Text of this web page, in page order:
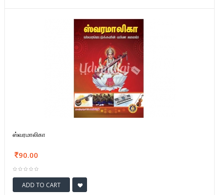
ஸ்வரமாலிகா
90.00
ADD TO CART